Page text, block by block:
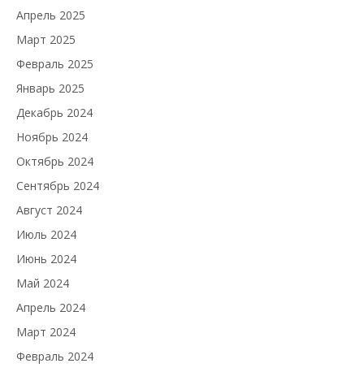
Апрель 2025
Март 2025
Февраль 2025
Январь 2025
Декабрь 2024
Ноябрь 2024
Октябрь 2024
Сентябрь 2024
Август 2024
Июль 2024
Июнь 2024
Май 2024
Апрель 2024
Март 2024
Февраль 2024